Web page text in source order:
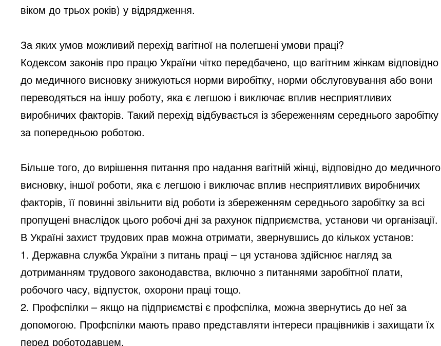
віком до трьох років) у відрядження.
За яких умов можливий перехід вагітної на полегшені умови праці?
Кодексом законів про працю України чітко передбачено, що вагітним жінкам відповідно
до медичного висновку знижуються норми виробітку, норми обслуговування або вони
переводяться на іншу роботу, яка є легшою і виключає вплив несприятливих
виробничих факторів. Такий перехід відбувається із збереженням середнього заробітку
за попередньою роботою.
Більше того, до вирішення питання про надання вагітній жінці, відповідно до медичного
висновку, іншої роботи, яка є легшою і виключає вплив несприятливих виробничих
факторів, її повинні звільнити від роботи із збереженням середнього заробітку за всі
пропущені внаслідок цього робочі дні за рахунок підприємства, установи чи організації.
В Україні захист трудових прав можна отримати, звернувшись до кількох установ:
1. Державна служба України з питань праці – ця установа здійснює нагляд за
дотриманням трудового законодавства, включно з питаннями заробітної плати,
робочого часу, відпусток, охорони праці тощо.
2. Профспілки – якщо на підприємстві є профспілка, можна звернутись до неї за
допомогою. Профспілки мають право представляти інтереси працівників і захищати їх
перед роботодавцем.